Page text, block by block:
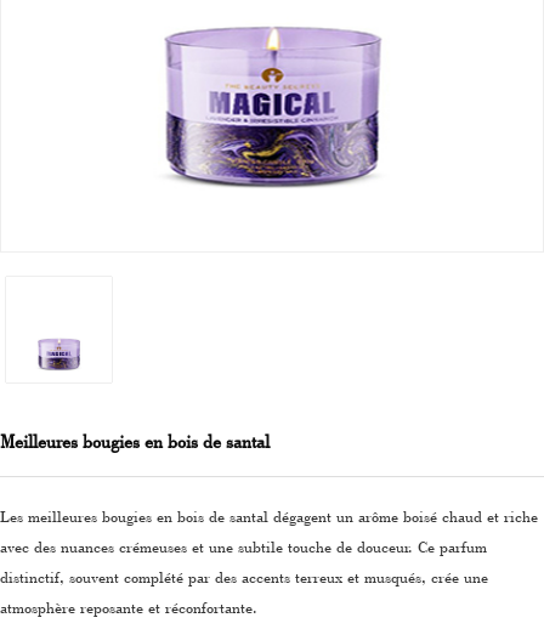
Meilleures bougies en bois de santal
Les meilleures bougies en bois de santal dégagent un arôme boisé chaud et riche
avec des nuances crémeuses et une subtile touche de douceur. Ce parfum
distinctif, souvent complété par des accents terreux et musqués, crée une
atmosphère reposante et réconfortante.